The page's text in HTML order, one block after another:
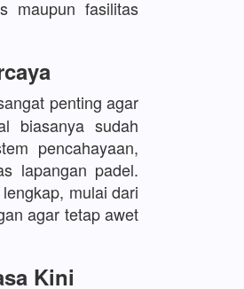
maupun fasilitas
penting agar
biasanya sudah
pencahayaan,
lapangan padel.
mulai dari
agar tetap awet
Kini